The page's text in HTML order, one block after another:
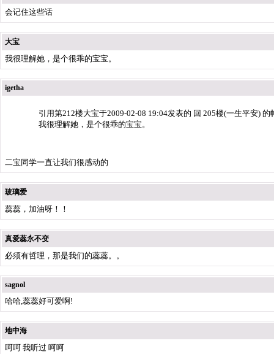
会记住这些话
大宝
我很理解她，是个很乖的宝宝。
igetha
引用第212楼大宝于2009-02-08 19:04发表的 回 205楼(一生平安) 的
我很理解她，是个很乖的宝宝。
二宝同学一直让我们很感动的
玻璃爱
蕊蕊，加油呀！！
真爱蕊永不变
必须有哲理，那是我们的蕊蕊。。
sagnol
哈哈,蕊蕊好可爱啊!
地中海
呵呵 我听过 呵呵